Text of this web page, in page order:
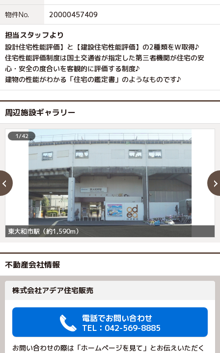
物件No. 20000457409
担当スタッフより
設計住宅性能評価】と【建設住宅性能評価】の2種類をＷ取得♪
住宅性能評価制度は国土交通省が指定した第三者機関が住宅の安
心・安全の度合いを客観的に評価する制度♪
建物の性能がわかる「住宅の鑑定書」のようなものです♪
周辺施設ギャラリー
東大和市駅（約1,590m）
1/42
不動産会社情報
株式会社アデア住宅販売
電話でお問い合わせ
TEL：042-569-8885
お問い合わせの際は「ホームページを見て」とお伝えいただく